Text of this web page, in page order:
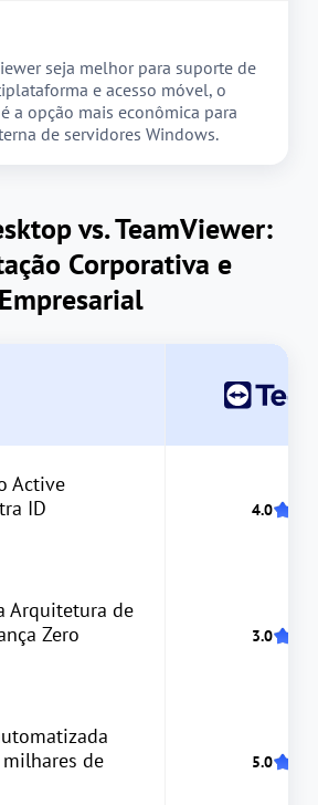
seja melhor para suporte de
e acesso móvel, o
a opção mais econômica para
de servidores Windows.
vs. TeamViewer:
Corporativa e
Empresarial
Active
ID
Arquitetura de
Zero
de